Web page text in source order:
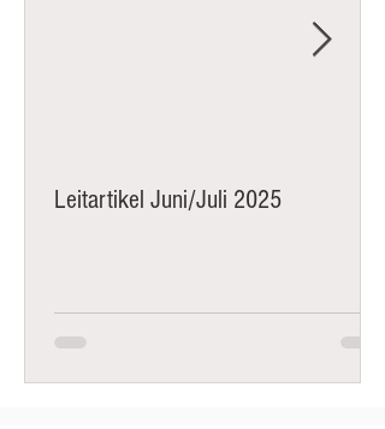
Leitartikel Juni/Juli 2025